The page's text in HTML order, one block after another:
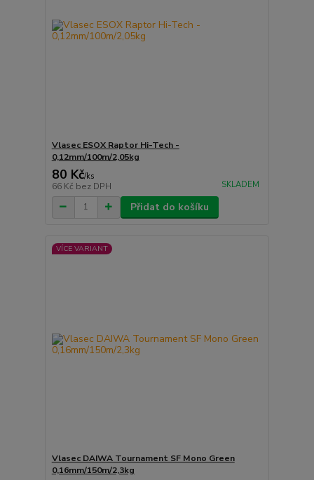
Vlasec ESOX Raptor Hi-Tech -
0,12mm/100m/2,05kg
80 Kč/ks
66 Kč bez DPH SKLADEM
Přidat do košíku
VÍCE VARIANT
Vlasec DAIWA Tournament SF Mono Green
0,16mm/150m/2,3kg